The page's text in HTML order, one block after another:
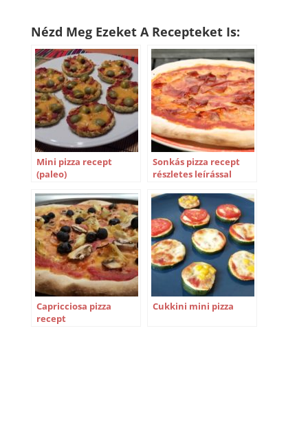
Nézd Meg Ezeket A Recepteket Is:
Mini pizza recept
(paleo)
Sonkás pizza recept
részletes leírással
Capricciosa pizza
recept
Cukkini mini pizza